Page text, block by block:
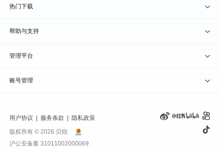
贝锐洋葱头 · 协作无间
贝锐花生壳硬件
京东旗舰店
兑换码通道
教育公益折扣
热门下载
贝锐向日葵客户端
贝锐蒲公英客户端
贝锐花生壳客户端
帮助与支持
我要建议
我要投诉
钻石VIP
管理平台
贝锐向日葵管理
贝锐花生壳管理
账号管理
账号信息
用户协议 服务条款
隐私政策
版权所有 © 2026 贝锐
沪公安备案 31011002000069